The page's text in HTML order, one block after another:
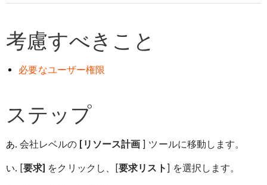
考慮すべきこと
必要なユーザー権限
ステップ
会社レベルの [リソース計画 ] ツールに移動します。
[要求] をクリックし、[要求リスト ] を選択します。